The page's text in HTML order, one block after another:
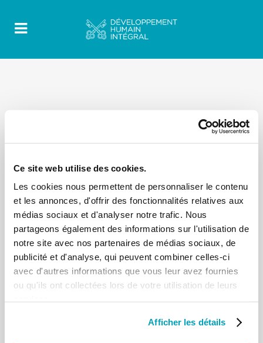
Ce site web utilise des cookies.
Les cookies nous permettent de personnaliser le contenu
et les annonces, d'offrir des fonctionnalités relatives aux
médias sociaux et d'analyser notre trafic. Nous
partageons également des informations sur l'utilisation de
notre site avec nos partenaires de médias sociaux, de
publicité et d'analyse, qui peuvent combiner celles-ci
avec d'autres informations que vous leur avez fournies
ou qu'ils ont collectées lors de votre utilisation de leurs
Afficher les détails